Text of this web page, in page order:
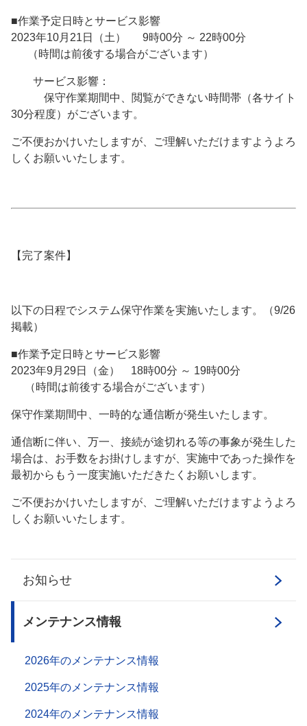
■作業予定日時とサービス影響
2023年10月21日（土） 9時00分 ～ 22時00分
（時間は前後する場合がございます）
サービス影響：
保守作業期間中、閲覧ができない時間帯（各サイト
30分程度）がございます。
ご不便おかけいたしますが、ご理解いただけますようよろ
しくお願いいたします。
【完了案件】
以下の日程でシステム保守作業を実施いたします。（9/26
掲載）
■作業予定日時とサービス影響
2023年9月29日（金） 18時00分 ～ 19時00分
（時間は前後する場合がございます）
保守作業期間中、一時的な通信断が発生いたします。
通信断に伴い、万一、接続が途切れる等の事象が発生した
場合は、お手数をお掛けしますが、実施中であった操作を
最初からもう一度実施いただきたくお願いします。
ご不便おかけいたしますが、ご理解いただけますようよろ
しくお願いいたします。
お知らせ
メンテナンス情報
2026年のメンテナンス情報
2025年のメンテナンス情報
2024年のメンテナンス情報